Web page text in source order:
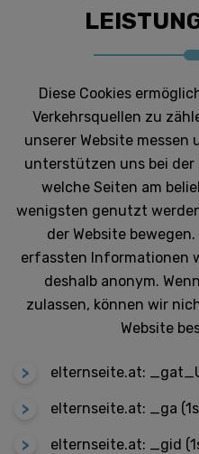
Diese Cookies
Verkehrsquellen zu
unserer Website messen
unterstützen uns bei
welche Seiten am
wenigsten genutzt
der Website
erfassten Informationen
deshalb anonym.
zulassen, können wir
Website
elternseite.at:
elternseite.at: _ga
elternseite.at: _gid